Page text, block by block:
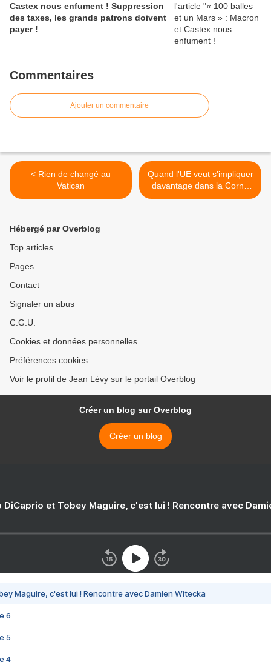
Castex nous enfument ! Suppression
des taxes, les grands patrons doivent
payer !
Commentaires
Ajouter un commentaire
< Rien de changé au
Vatican
Quand l'UE veut s'impliquer
davantage dans la Corne
de l'Afrique… >
Hébergé par Overblog
Top articles
Pages
Contact
Signaler un abus
C.G.U.
Cookies et données personnelles
Préférences cookies
Voir le profil de Jean Lévy sur le portail Overblog
Créer un blog sur Overblog
Créer un blog
DiCaprio et Tobey Maguire, c'est lui ! Rencontre avec
Maguire, c'est lui ! Rencontre avec Damien Witecka
6
5
4